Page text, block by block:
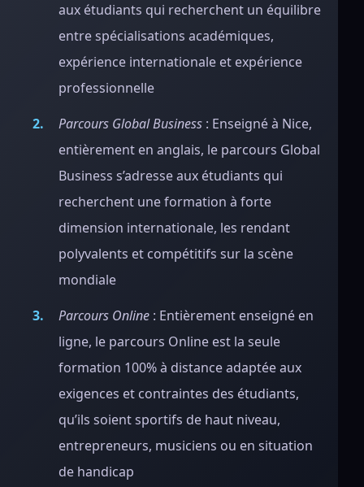
aux étudiants qui recherchent un équilibre
entre spécialisations académiques,
expérience internationale et expérience
professionnelle
Parcours Global Business : Enseigné à Nice,
entièrement en anglais, le parcours Global
Business s’adresse aux étudiants qui
recherchent une formation à forte
dimension internationale, les rendant
polyvalents et compétitifs sur la scène
mondiale
Parcours Online : Entièrement enseigné en
ligne, le parcours Online est la seule
formation 100% à distance adaptée aux
exigences et contraintes des étudiants,
qu’ils soient sportifs de haut niveau,
entrepreneurs, musiciens ou en situation
de handicap